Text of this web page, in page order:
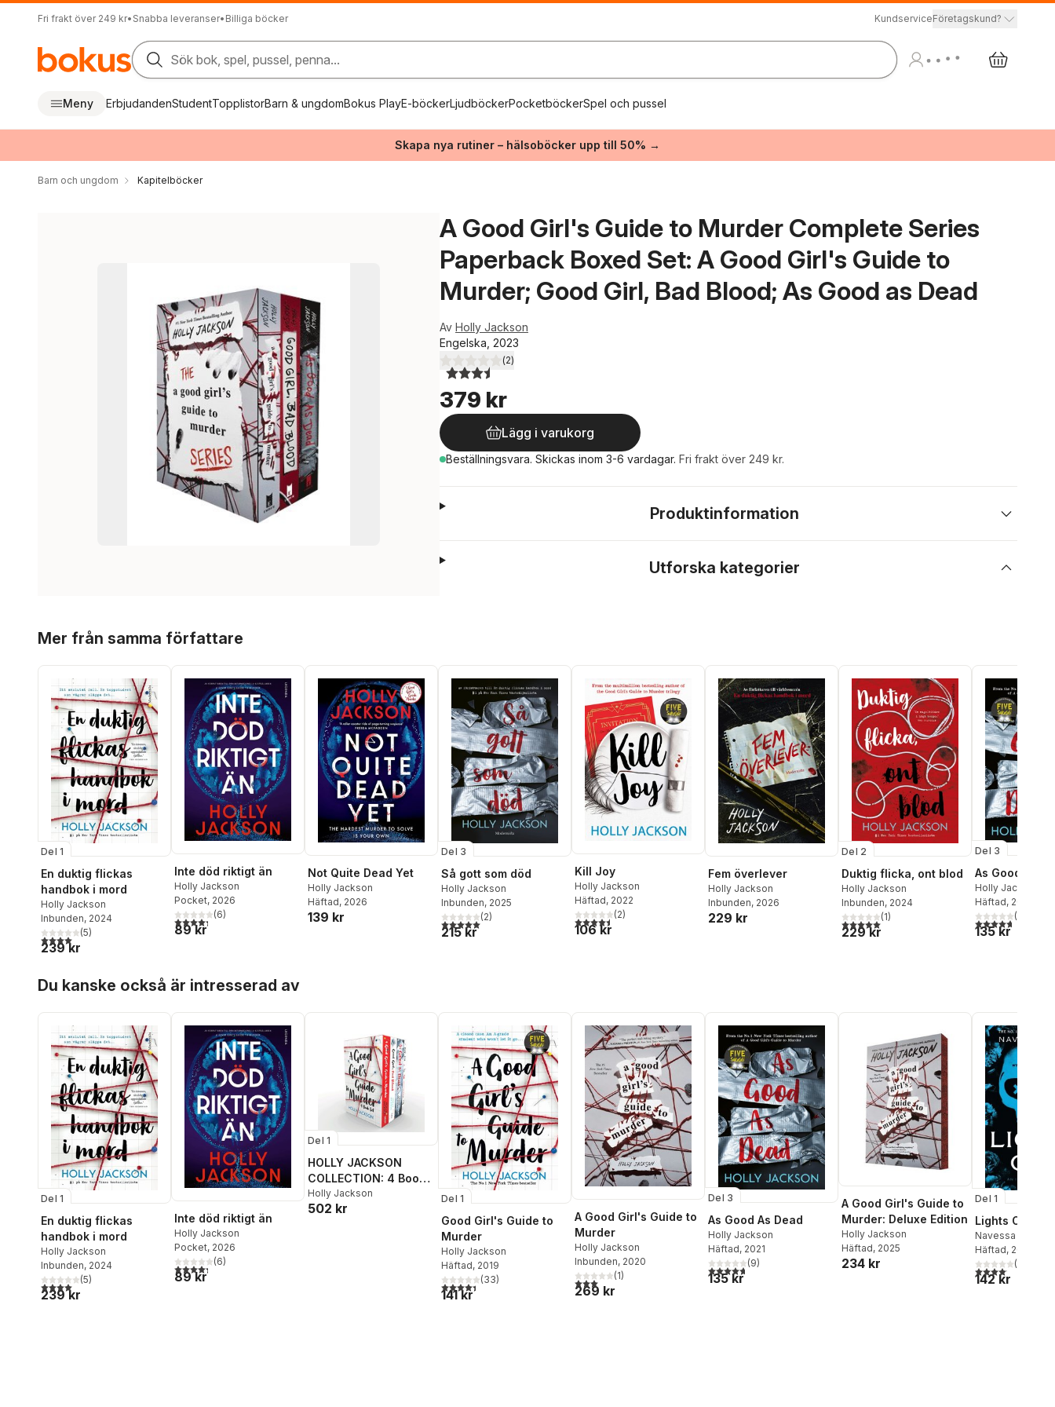
Fri frakt över 249 kr• Snabba leveranser• Billiga böcker KundserviceFöretagskund?
Sök bok, spel, pussel, penna...
Meny ErbjudandenStudentTopplistorBarn & ungdomBokus PlayE-böckerLjudböckerPocketböckerSpel och pussel
Skapa nya rutiner – hälsoböcker upp till 50% →
Barn och ungdom Kapitelböcker
A Good Girl's Guide to Murder Complete Series
Paperback Boxed Set: A Good Girl's Guide to
Murder; Good Girl, Bad Blood; As Good as Dead
Av Holly Jackson
Engelska, 2023
3,5utav 5 stjärnor. Totalt antal röster:
(2)
379 kr
Lägg i varukorg
Beställningsvara. Skickas inom 3-6 vardagar. Fri frakt över 249 kr.
Produktinformation
Utforska kategorier
Mer från samma författare
Del 1
En duktig flickas
handbok i mord
Holly Jackson
Inbunden, 2024
4,0utav 5 stjärnor. Totalt antal röster:
(5)
239 kr
Inte död riktigt än
Holly Jackson
Pocket, 2026
4,3utav 5 stjärnor. Totalt antal röster:
(6)
89 kr
Not Quite Dead Yet
Holly Jackson
Häftad, 2026
139 kr
Del 3
Så gott som död
Holly Jackson
Inbunden, 2025
5,0utav 5 stjärnor. Totalt antal röster:
(2)
215 kr
Kill Joy
Holly Jackson
Häftad, 2022
4,5utav 5 stjärnor. Totalt antal röster:
(2)
106 kr
Fem överlever
Holly Jackson
Inbunden, 2026
229 kr
Del 2
Duktig flicka, ont blod
Holly Jackson
Inbunden, 2024
5,0utav 5 stjärnor. Totalt antal röster:
(1)
229 kr
Del 3
As Good As
Holly Jackson
Häftad, 2021
4,7utav 5(
135 kr
Du kanske också är intresserad av
Del 1
En duktig flickas
handbok i mord
Holly Jackson
Inbunden, 2024
4,0utav 5 stjärnor. Totalt antal röster:
(5)
239 kr
Inte död riktigt än
Holly Jackson
Pocket, 2026
4,3utav 5 stjärnor. Totalt antal röster:
(6)
89 kr
Del 1
HOLLY JACKSON
COLLECTION: 4 Book
Box-Set
Holly Jackson
502 kr
Del 1
Good Girl's Guide to
Murder
Holly Jackson
Häftad, 2019
4,4utav 5 stjärnor. Totalt antal röster:
(33)
141 kr
A Good Girl's Guide to
Murder
Holly Jackson
Inbunden, 2020
3,0utav 5 stjärnor. Totalt antal röster:
(1)
269 kr
Del 3
As Good As Dead
Holly Jackson
Häftad, 2021
4,7utav 5 stjärnor. Totalt antal röster:
(9)
135 kr
A Good Girl's Guide to
Murder: Deluxe Edition
Holly Jackson
Häftad, 2025
234 kr
Del 1
Lights Out
Navessa Allen
Häftad, 2024
4,1utav 5(
142 kr